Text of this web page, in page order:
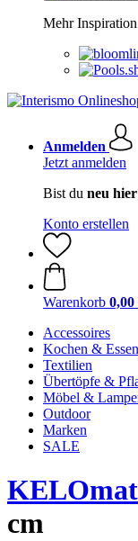
Mehr Inspiration
Anmelden
Jetzt anmelden
Bist du neu
Konto erstellen
Warenkorb 0,00
Accessoires
Kochen & Essen
Textilien
Übertöpfe &
Möbel &
Outdoor
Marken
SALE
KELOmat
cm